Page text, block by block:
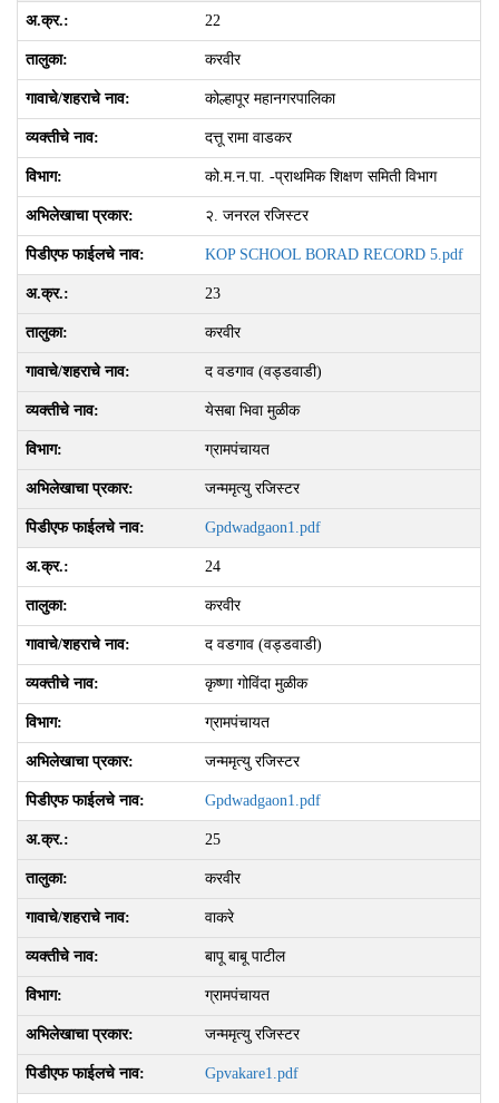
22
करवीर
कोल्हापूर महानगरपालिका
दत्तू रामा वाडकर
को.म.न.पा. -प्राथमिक शिक्षण समिती विभाग
२. जनरल रजिस्‍टर
KOP SCHOOL BORAD RECORD 5.pdf
23
करवीर
द वडगाव (वड्डवाडी)
येसबा भिवा मुळीक
ग्रामपंचायत
जन्ममृत्यु रजिस्टर
Gpdwadgaon1.pdf
24
करवीर
द वडगाव (वड्डवाडी)
कृष्णा गोविंदा मुळीक
ग्रामपंचायत
जन्ममृत्यु रजिस्टर
Gpdwadgaon1.pdf
25
करवीर
वाकरे
बापू बाबू पाटील
ग्रामपंचायत
जन्ममृत्यु रजिस्टर
Gpvakare1.pdf